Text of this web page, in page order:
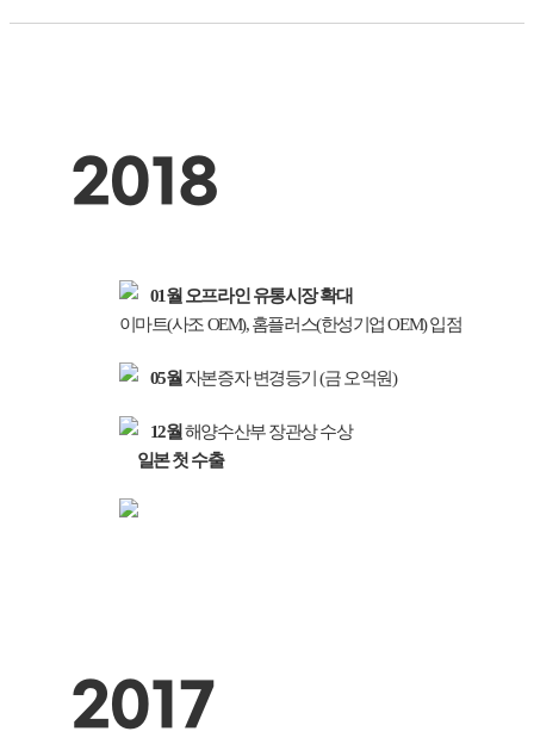
2018
01월 오프라인 유통시장 확대
이마트(사조 OEM), 홈플러스(한성기업 OEM) 입점
05월 자본증자 변경등기 (금 오억원)
12월 해양수산부 장관상 수상
일본 첫 수출
2017